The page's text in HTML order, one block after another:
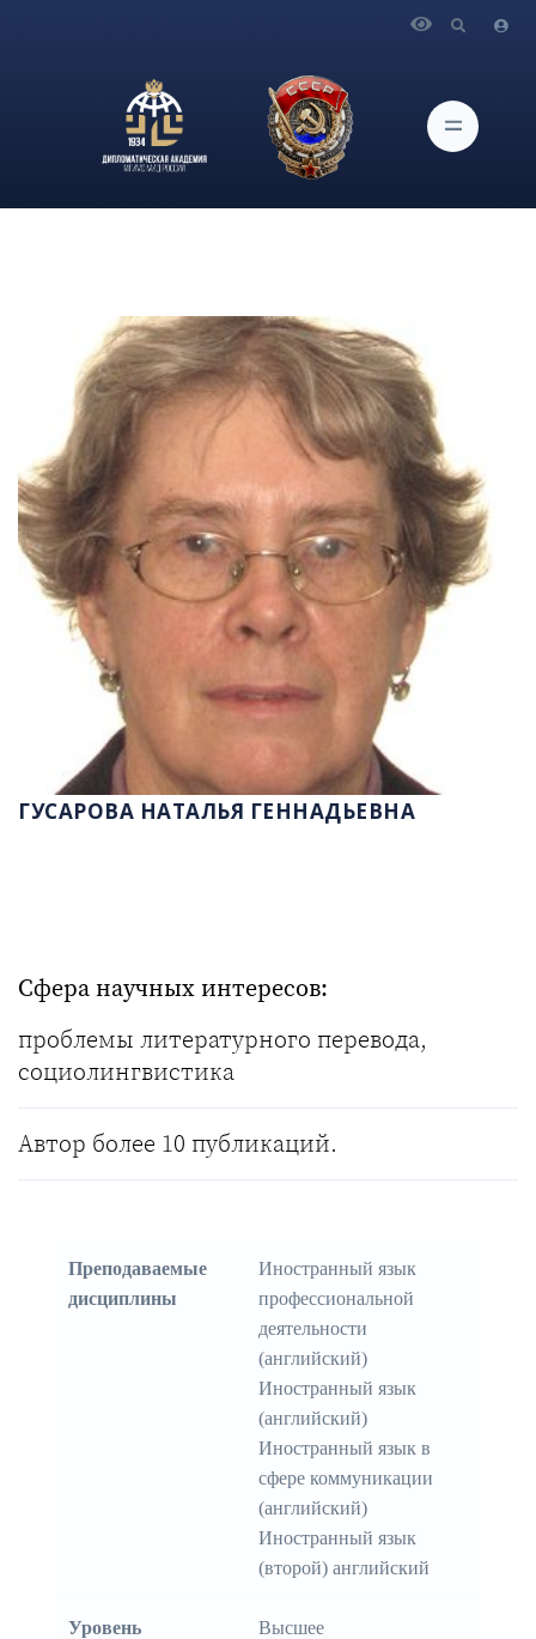
ГУСАРОВА НАТАЛЬЯ ГЕННАДЬЕВНА
Сфера научных интересов:
проблемы литературного перевода,
социолингвистика
Автор более 10 публикаций.
Преподаваемые
дисциплины
Иностранный язык
профессиональной
деятельности
(английский)
Иностранный язык
(английский)
Иностранный язык в
сфере коммуникации
(английский)
Иностранный язык
(второй) английский
Уровень
Высшее